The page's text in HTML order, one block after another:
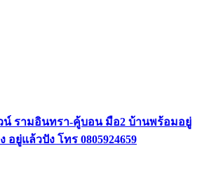
น์ รามอินทรา-คู้บอน มือ2 บ้านพร้อมอยู่
อยู่แล้วปัง โทร 0805924659